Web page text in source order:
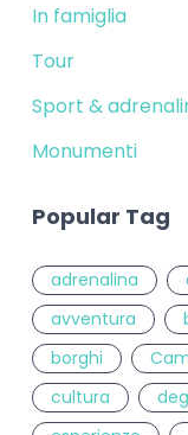
In famiglia
Tour
Sport &
Monumenti
Popular Tag
adrenalina
avventura
borghi
cultura